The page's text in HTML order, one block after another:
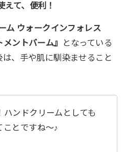
て、便利！
ム ウォークインフォレス
ントバーム』
となっている
、手や肌に馴染ませること
ハンドクリームとしても
ことですね〜♪